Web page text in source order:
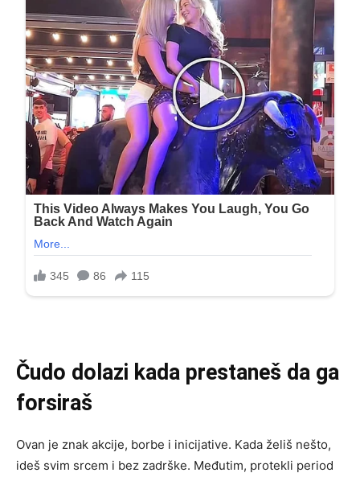
Čudo dolazi kada prestaneš da ga
forsiraš
Ovan je znak akcije, borbe i inicijative. Kada želiš nešto,
ideš svim srcem i bez zadrške. Međutim, protekli period